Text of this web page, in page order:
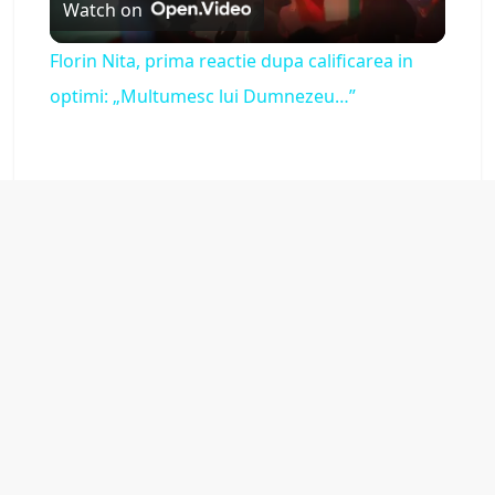
l
a
Watch on
Florin Nita, prima reactie dupa calificarea in
optimi: „Multumesc lui Dumnezeu…”